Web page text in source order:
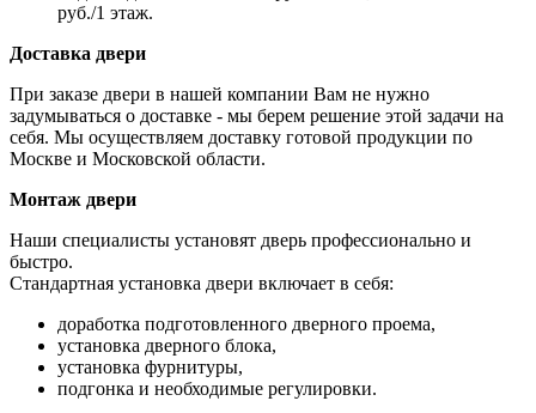
руб./1 этаж.
Доставка двери
При заказе двери в нашей компании Вам не нужно
задумываться о доставке - мы берем решение этой задачи на
себя. Мы осуществляем доставку готовой продукции по
Москве и Московской области.
Монтаж двери
Наши специалисты установят дверь профессионально и
быстро.
Стандартная установка двери включает в себя:
доработка подготовленного дверного проема,
установка дверного блока,
установка фурнитуры,
подгонка и необходимые регулировки.